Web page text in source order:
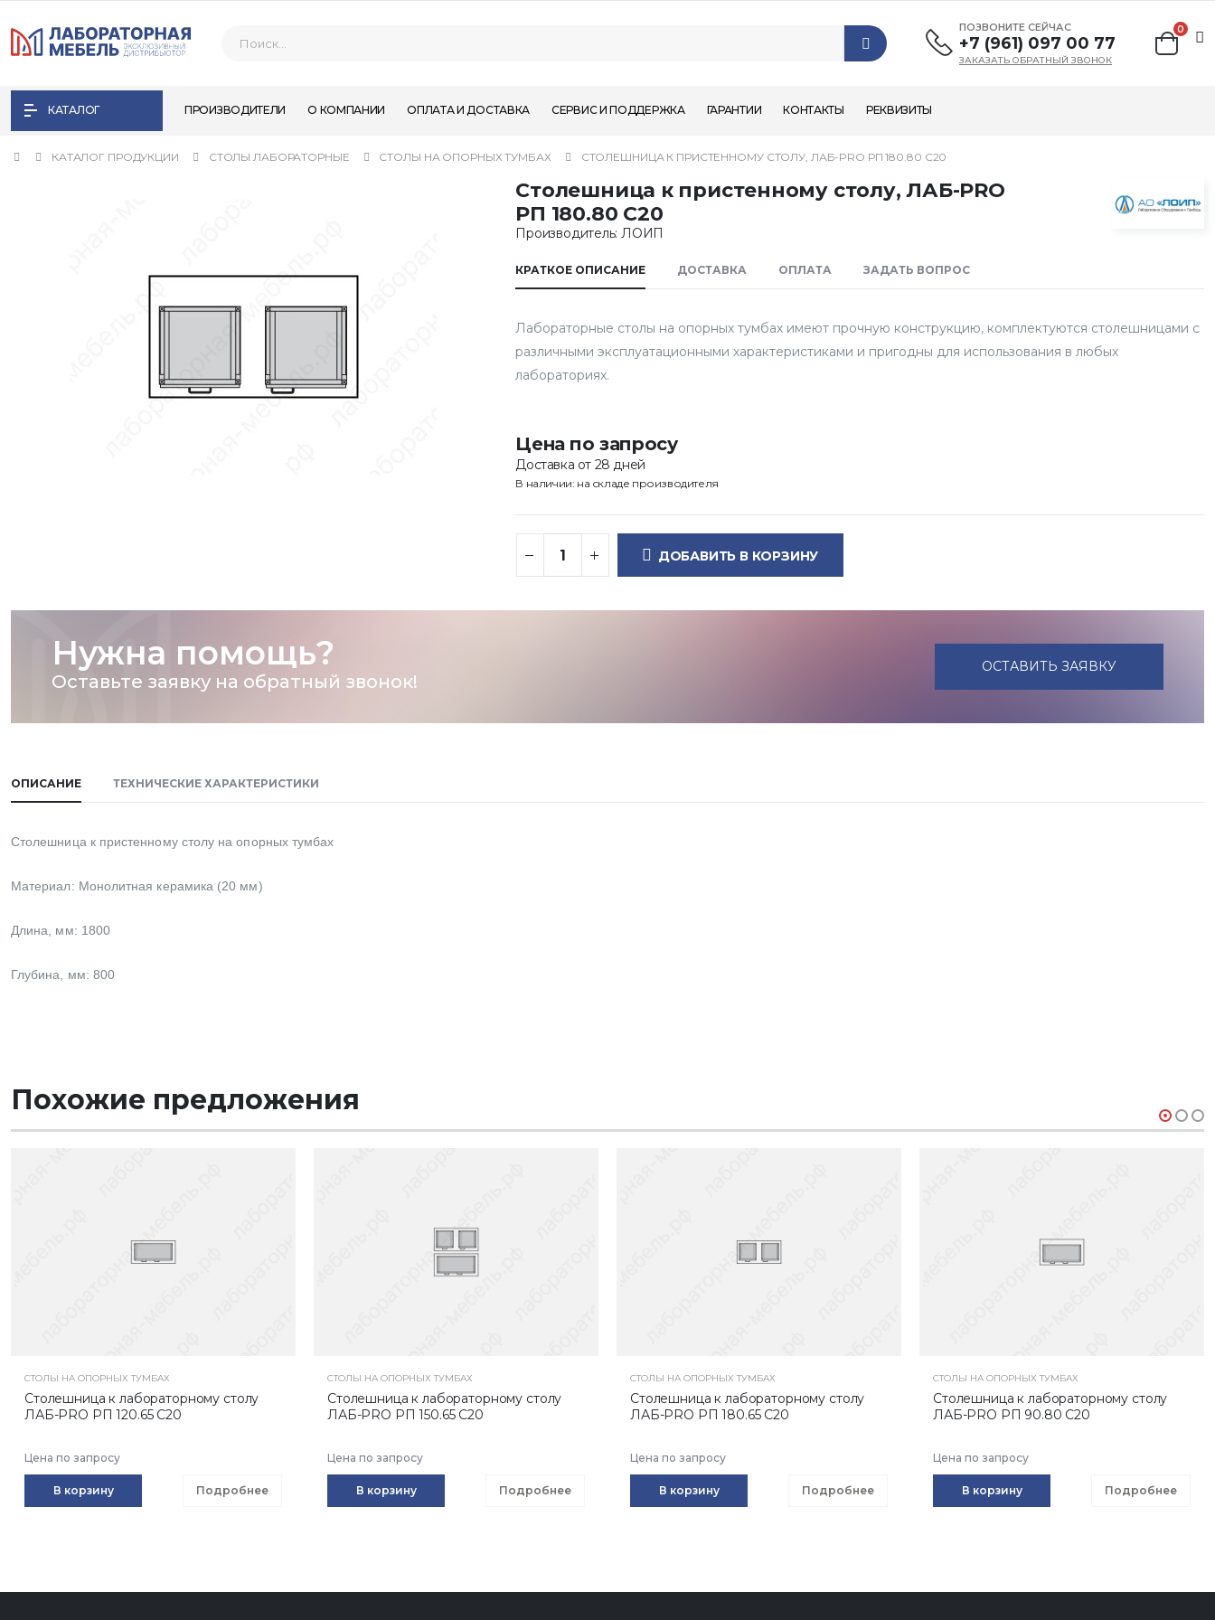
ПОЗВОНИТЕ СЕЙЧАС
+7 (961) 097 00 77
ЗАКАЗАТЬ ОБРАТНЫЙ ЗВОНОК
0
КАТАЛОГ ПРОИЗВОДИТЕЛИ О КОМПАНИИ ОПЛАТА И ДОСТАВКА СЕРВИС И ПОДДЕРЖКА ГАРАНТИИ КОНТАКТЫ РЕКВИЗИТЫ
КАТАЛОГ ПРОДУКЦИИ СТОЛЫ ЛАБОРАТОРНЫЕ СТОЛЫ НА ОПОРНЫХ ТУМБАХ СТОЛЕШНИЦА К ПРИСТЕННОМУ СТОЛУ, ЛАБ-PRO РП 180.80 С20
Столешница к пристенному столу, ЛАБ-PRO
РП 180.80 С20
Производитель: ЛОИП
КРАТКОЕ ОПИСАНИЕ ДОСТАВКА ОПЛАТА ЗАДАТЬ ВОПРОС
Лабораторные столы на опорных тумбах имеют прочную конструкцию, комплектуются столешницами с
различными эксплуатационными характеристиками и пригодны для использования в любых
лабораториях.
Цена по запросу
Доставка от 28 дней
В наличии: на складе производителя
ДОБАВИТЬ В КОРЗИНУ
Нужна помощь?
Оставьте заявку на обратный звонок!
ОСТАВИТЬ ЗАЯВКУ
ОПИСАНИЕ ТЕХНИЧЕСКИЕ ХАРАКТЕРИСТИКИ
Столешница к пристенному столу на опорных тумбах
Материал: Монолитная керамика (20 мм)
Длина, мм: 1800
Глубина, мм: 800
Похожие предложения
СТОЛЫ НА ОПОРНЫХ ТУМБАХ
Столешница к лабораторному столу
ЛАБ-PRO РП 120.65 С20
Цена по запросу
В корзину Подробнее
СТОЛЫ НА ОПОРНЫХ ТУМБАХ
Столешница к лабораторному столу
ЛАБ-PRO РП 150.65 С20
Цена по запросу
В корзину Подробнее
СТОЛЫ НА ОПОРНЫХ ТУМБАХ
Столешница к лабораторному столу
ЛАБ-PRO РП 180.65 С20
Цена по запросу
В корзину Подробнее
СТОЛЫ НА ОПОРНЫХ ТУМБАХ
Столешница к лабораторному столу
ЛАБ-PRO РП 90.80 С20
Цена по запросу
В корзину Подробнее